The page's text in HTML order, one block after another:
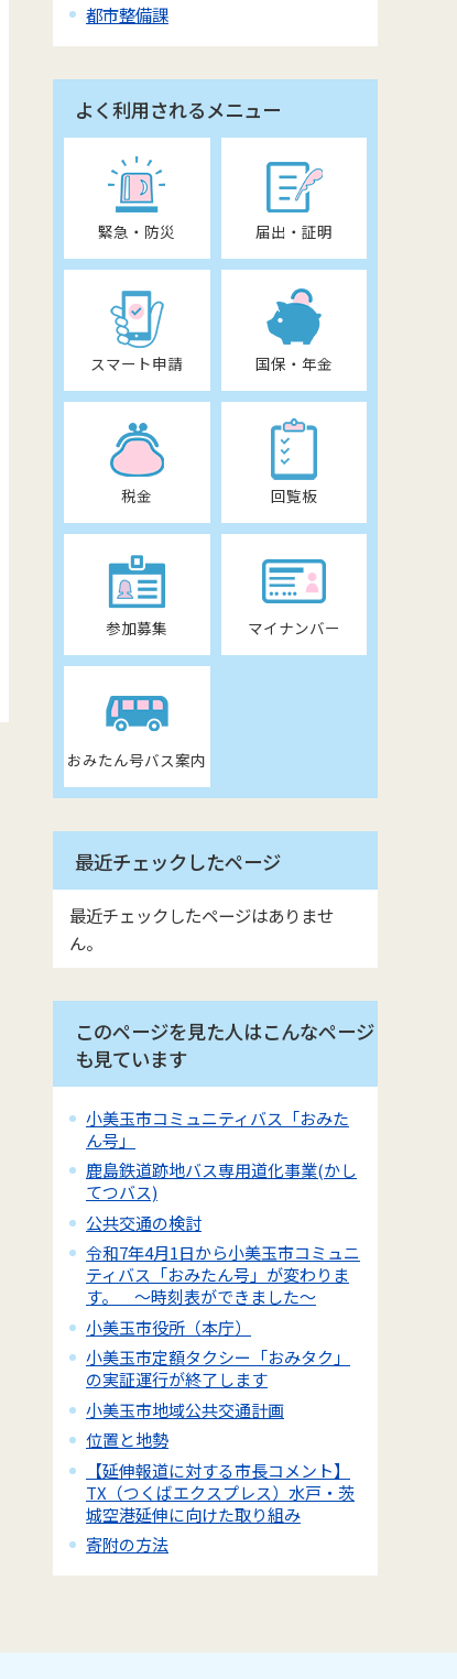
都市整備課
よく利用されるメニュー
緊急・防災 届出・証明
スマート申請 国保・年金
税金 回覧板
参加募集 マイナンバー
おみたん号バス案内
最近チェックしたページ
最近チェックしたページはありませ
ん。
このページを見た人はこんなページ
も見ています
小美玉市コミュニティバス「おみた
ん号」
鹿島鉄道跡地バス専用道化事業(かし
てつバス)
公共交通の検討
令和7年4月1日から小美玉市コミュニ
ティバス「おみたん号」が変わりま
す。 ～時刻表ができました～
小美玉市役所（本庁）
小美玉市定額タクシー「おみタク」
の実証運行が終了します
小美玉市地域公共交通計画
位置と地勢
【延伸報道に対する市長コメント】
TX（つくばエクスプレス）水戸・茨
城空港延伸に向けた取り組み
寄附の方法